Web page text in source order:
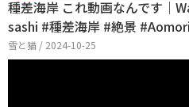
種差海岸 これ動画なんです｜
sashi #種差海岸 #絶景 #Aomori
雪と猫 / 2024-10-25